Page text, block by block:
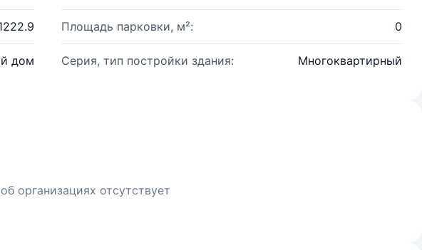
Площадь парковки, м²: 0
дом Серия, тип постройки здания: Многоквартирный
организациях отсутствует